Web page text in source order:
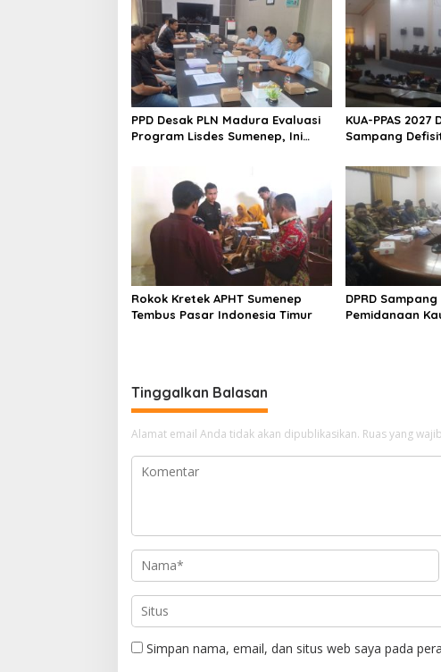
PPD Desak PLN Madura Evaluasi
Program Lisdes Sumenep, Ini
KUA-PPAS 2027
Sampang
Rokok Kretek APHT Sumenep
Tembus Pasar Indonesia Timur
DPRD Sampang
Pemidanaan
Tinggalkan Balasan
Alamat email Anda tidak akan dipublikasikan. Ruas yang
Simpan nama, email, dan situs web saya pada